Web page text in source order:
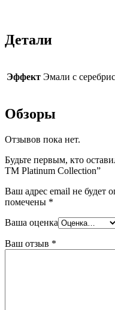
Детали
Эффект Эмали с
Обзоры
Отзывов пока нет.
Будьте первым, кто
ТМ Platinum Collection”
Ваш адрес email не будет
помечены *
Ваша оценка
Ваш отзыв *